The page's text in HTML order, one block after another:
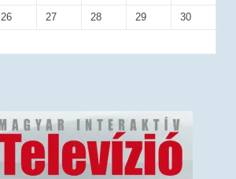
26 27 28 29 30